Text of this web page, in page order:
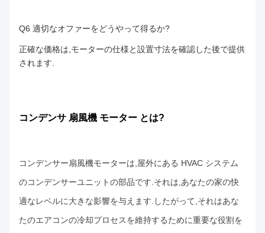
Q6 適切なオファーをどうやって得るか?
正確な価格は,モーターの仕様と設置寸法を確認した後で提供
されます.
コンデンサ 扇風機 モーター とは?
コンデンサー扇風機モーターは,屋外にある HVAC システム
のコンデンサーユニットの部品です.それは,あなたの家の快
適なレベルに大きな影響を与えます.したがって,それはあな
たのエアコンの冷却プロセスを維持するために重要な役割を